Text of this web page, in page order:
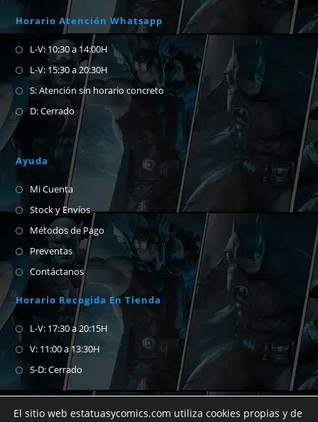
Horario Atención Whatsapp
L-V: 10:30 a 14:00H
L-V: 15:30 a 20:30H
S: Atención sin horario concreto
D: Cerrado
Ayuda
Mi Cuenta
Stock y Envíos
Métodos de Pago
Preventas
Contáctanos
Horario Recogida En Tienda
L-V: 17:30 a 20:15H
V: 11:00 a 13:30H
S-D: Cerrado
El sitio web estatuasycomics.com utiliza cookies propias y de